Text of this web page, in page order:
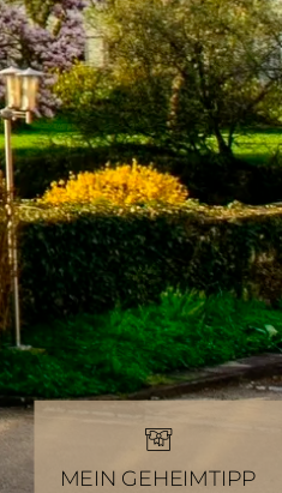
MEIN GEHEIMTIPP